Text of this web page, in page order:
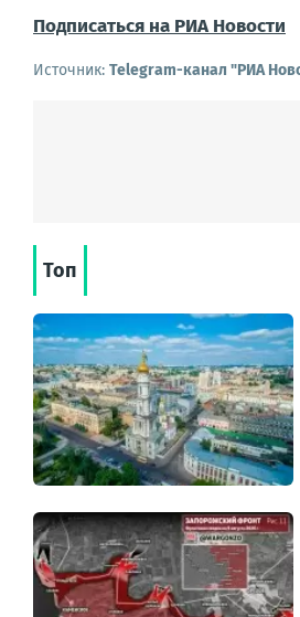
Подписаться на РИА Новости
Источник: Telegram-канал "РИА
Топ